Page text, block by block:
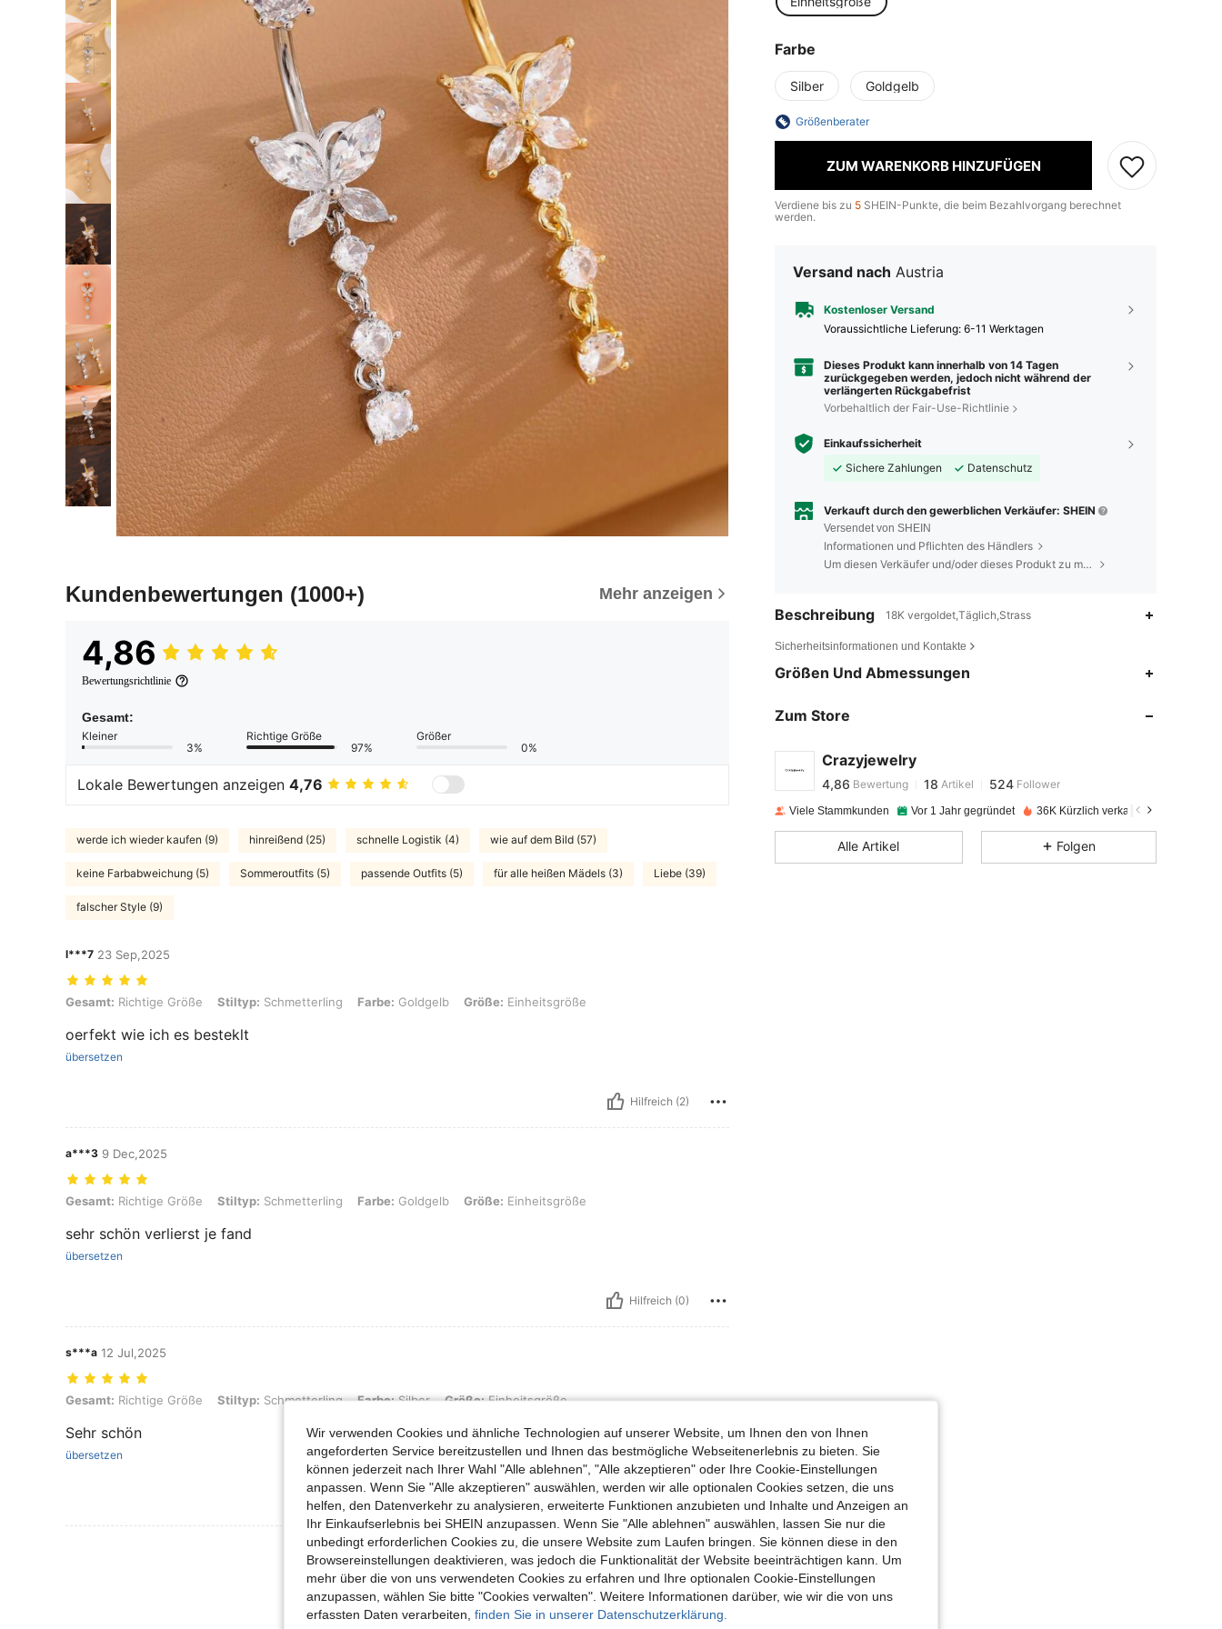
Kundenbewertungen (1000+) Mehr anzeigen
4,86
Bewertungsrichtlinie
Gesamt:
Kleiner
3%
Richtige Größe
97%
Größer
0%
Lokale Bewertungen anzeigen 4,76
werde ich wieder kaufen (9) hinreißend (25) schnelle Logistik (4) wie auf dem Bild (57)
keine Farbabweichung (5) Sommeroutfits (5) passende Outfits (5) für alle heißen Mädels (3) Liebe (39)
falscher Style (9)
l***7 23 Sep,2025
Gesamt: Richtige Größe, Stiltyp: Schmetterling, Farbe: Goldgelb, Größe: Einheitsgröße
Gesamt: Richtige Größe Stiltyp: Schmetterling Farbe: Goldgelb Größe: Einheitsgröße
oerfekt wie ich es besteklt
übersetzen
Hilfreich (2)
a***3 9 Dec,2025
Gesamt: Richtige Größe, Stiltyp: Schmetterling, Farbe: Goldgelb, Größe: Einheitsgröße
Gesamt: Richtige Größe Stiltyp: Schmetterling Farbe: Goldgelb Größe: Einheitsgröße
sehr schön verlierst je fand
übersetzen
Hilfreich (0)
s***a 12 Jul,2025
Gesamt: Richtige Größe, Stiltyp: Schmetterling, Farbe: Silber, Größe: Einheitsgröße
Gesamt: Richtige Größe Stiltyp: Schmetterling Farbe:Silber Größe:Einheitsgröße
Sehr schön
übersetzen
Hilfreich (0)
Mehr Bewertungen Ansehen
Farbe
Silber Goldgelb
Größenberater
ZUM WARENKORB HINZUFÜGEN
Verdiene bis zu 5 SHEIN-Punkte, die beim Bezahlvorgang berechnet
werden.
Versand nach Austria
Kostenloser Versand
Voraussichtliche Lieferung: 6-11 Werktagen
Dieses Produkt kann innerhalb von 14 Tagen
zurückgegeben werden, jedoch nicht während der
verlängerten Rückgabefrist
Vorbehaltlich der Fair-Use-Richtlinie
Einkaufssicherheit
Sichere Zahlungen
Datenschutz
Verkauft durch den gewerblichen Verkäufer: SHEIN
Versendet von SHEIN
Informationen und Pflichten des Händlers
Um diesen Verkäufer und/oder dieses Produkt zu melden
Beschreibung 18K vergoldet,Täglich,Strass
Sicherheitsinformationen und Kontakte
Größen Und Abmessungen
Zum Store
Crazyjewelry
4,86
4,86
L***abezahltVor 1 Tag
4,86 18 524
Viele Stammkunden Vor 1 Jahr gegründet 36K Kürzlich verkauft
Alle Artikel Folgen
Wir verwenden Cookies und ähnliche Technologien auf unserer Website, um Ihnen den von Ihnen
angeforderten Service bereitzustellen und Ihnen das bestmögliche Webseitenerlebnis zu bieten. Sie
können jederzeit nach Ihrer Wahl "Alle ablehnen", "Alle akzeptieren" oder Ihre Cookie-Einstellungen
anpassen. Wenn Sie "Alle akzeptieren" auswählen, werden wir alle optionalen Cookies setzen, die uns
helfen, den Datenverkehr zu analysieren, erweiterte Funktionen anzubieten und Inhalte und Anzeigen an
Ihr Einkaufserlebnis bei SHEIN anzupassen. Wenn Sie "Alle ablehnen" auswählen, lassen Sie nur die
unbedingt erforderlichen Cookies zu, die unsere Website zum Laufen bringen. Sie können diese in den
Browsereinstellungen deaktivieren, was jedoch die Funktionalität der Website beeinträchtigen kann. Um
mehr über die von uns verwendeten Cookies zu erfahren und Ihre optionalen Cookie-Einstellungen
anzupassen, wählen Sie bitte "Cookies verwalten". Weitere Informationen darüber, wie wir die von uns
erfassten Daten verarbeiten, finden Sie in unserer Datenschutzerklärung.